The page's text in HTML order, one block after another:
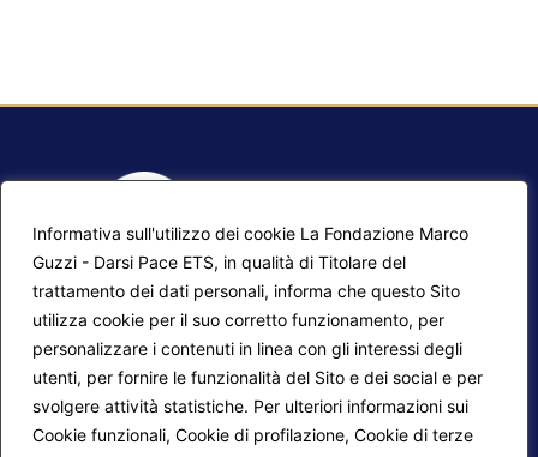
Informativa sull'utilizzo dei cookie La Fondazione Marco
Guzzi - Darsi Pace ETS, in qualità di Titolare del
trattamento dei dati personali, informa che questo Sito
utilizza cookie per il suo corretto funzionamento, per
personalizzare i contenuti in linea con gli interessi degli
utenti, per fornire le funzionalità del Sito e dei social e per
svolgere attività statistiche. Per ulteriori informazioni sui
Cookie funzionali, Cookie di profilazione, Cookie di terze
Mappa del sito
Progetti Darsi Pace
Contatti
Calendario corsi
Privacy Policy